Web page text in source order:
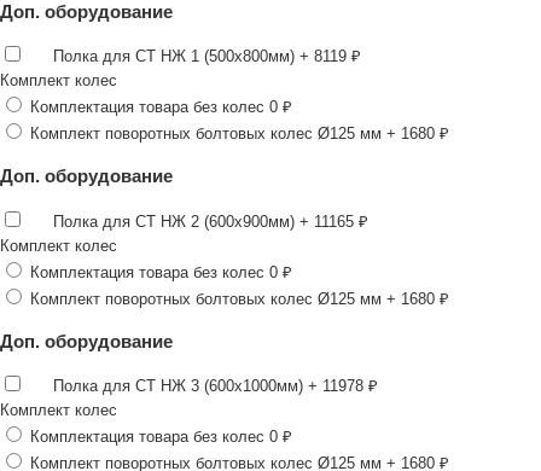
Доп. оборудование
Полка для СТ НЖ 1 (500х800мм) + 8119 ₽
Комплект колес
Комплектация товара без колес 0 ₽
Комплект поворотных болтовых колес Ø125 мм + 1680 ₽
Доп. оборудование
Полка для СТ НЖ 2 (600х900мм) + 11165 ₽
Комплект колес
Комплектация товара без колес 0 ₽
Комплект поворотных болтовых колес Ø125 мм + 1680 ₽
Доп. оборудование
Полка для СТ НЖ 3 (600х1000мм) + 11978 ₽
Комплект колес
Комплектация товара без колес 0 ₽
Комплект поворотных болтовых колес Ø125 мм + 1680 ₽